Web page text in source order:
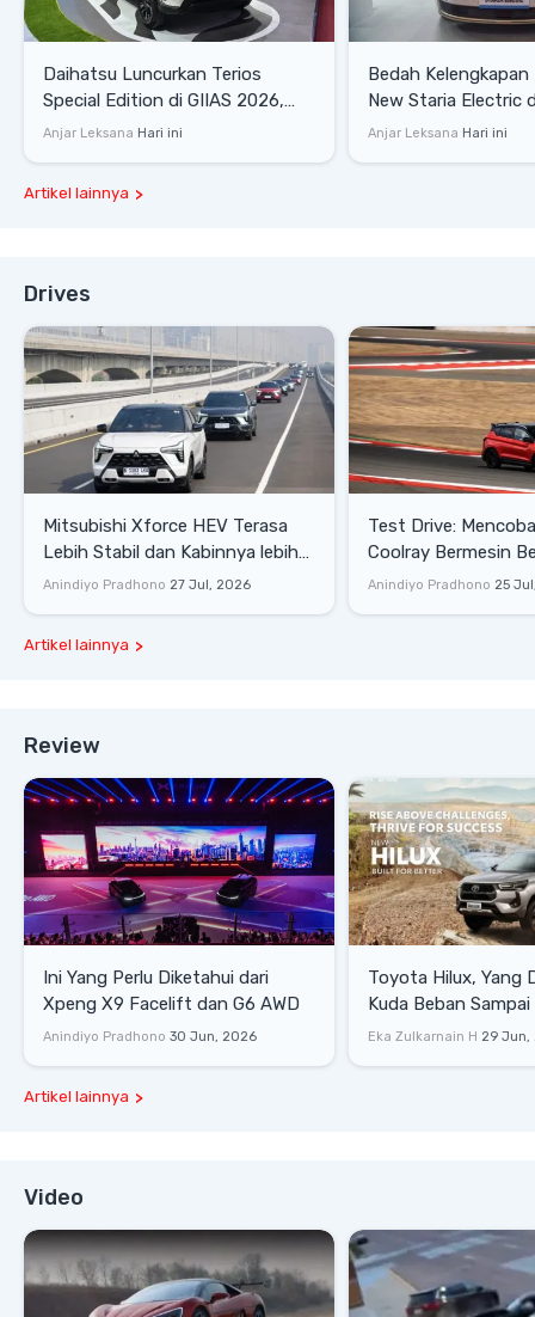
Daihatsu Luncurkan Terios
Special Edition di GIIAS 2026,
Stok Terbatas
Anjar Leksana Hari ini
Bedah Kelengkapan
New Staria Electric
yang Dikenalkan di
Anjar Leksana Hari ini
Artikel lainnya
Drives
Mitsubishi Xforce HEV Terasa
Lebih Stabil dan Kabinnya lebih
Senyap
Anindiyo Pradhono 27 Jul, 2026
Test Drive: Mencoba Geely
Coolray Bermesin
di Sirkuit Mandalika
Anindiyo Pradhono 25
Artikel lainnya
Review
Ini Yang Perlu Diketahui dari
Xpeng X9 Facelift dan G6 AWD
Anindiyo Pradhono 30 Jun, 2026
Toyota Hilux, Yang
Kuda Beban
Lifestyle
Eka Zulkarnain H 29 Jun,
Artikel lainnya
Video